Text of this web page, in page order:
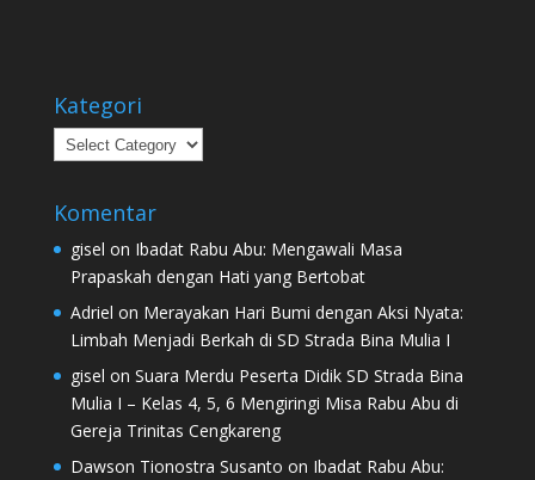
Kategori
Kategori
Komentar
gisel on Ibadat Rabu Abu: Mengawali Masa
Prapaskah dengan Hati yang Bertobat
Adriel on Merayakan Hari Bumi dengan Aksi Nyata:
Limbah Menjadi Berkah di SD Strada Bina Mulia I
gisel on Suara Merdu Peserta Didik SD Strada Bina
Mulia I – Kelas 4, 5, 6 Mengiringi Misa Rabu Abu di
Gereja Trinitas Cengkareng
Dawson Tionostra Susanto on Ibadat Rabu Abu: